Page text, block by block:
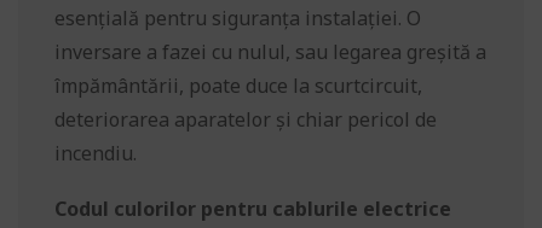
esențială pentru siguranța instalației. O
inversare a fazei cu nulul, sau legarea greșită a
împământării, poate duce la scurtcircuit,
deteriorarea aparatelor și chiar pericol de
incendiu.
Codul culorilor pentru cablurile electrice